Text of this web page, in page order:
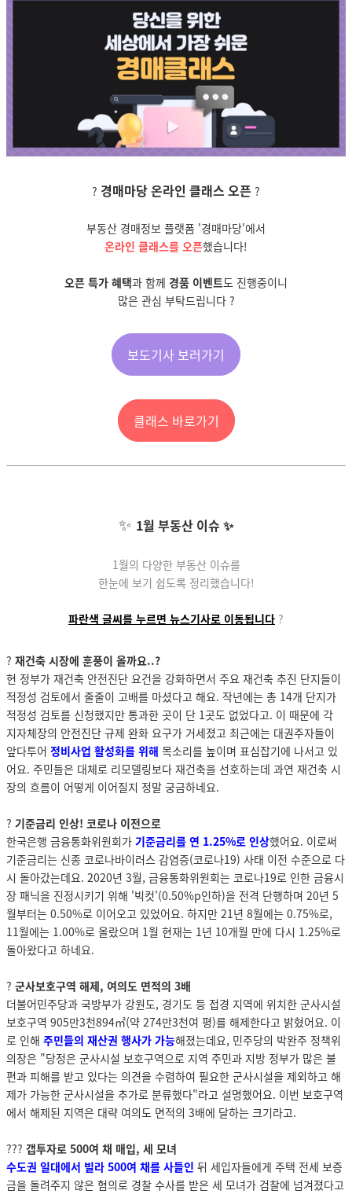
? 경매마당 온라인 클래스 오픈 ?
부동산 경매정보 플랫폼 '경매마당'에서
온라인 클래스를 오픈했습니다!
오픈 특가 혜택과 함께 경품 이벤트도 진행중이니
많은 관심 부탁드립니다 ?
보도기사 보러가기
클래스 바로가기
✨ 1월 부동산 이슈 ✨
1월의 다양한 부동산 이슈를
한눈에 보기 쉽도록 정리했습니다!
파란색 글씨를 누르면 뉴스기사로 이동됩니다 ?
? 재건축 시장에 훈풍이 올까요..?
현 정부가 재건축 안전진단 요건을 강화하면서 주요 재건축 추진 단지들이
적정성 검토에서 줄줄이 고배를 마셨다고 해요. 작년에는 총 14개 단지가
적정성 검토를 신청했지만 통과한 곳이 단 1곳도 없었다고. 이 때문에 각
지자체장의 안전진단 규제 완화 요구가 거세졌고 최근에는 대권주자들이
앞다투어 정비사업 활성화를 위해 목소리를 높이며 표심잡기에 나서고 있
어요. 주민들은 대체로 리모델링보다 재건축을 선호하는데 과연 재건축 시
장의 흐름이 어떻게 이어질지 정말 궁금하네요.
? 기준금리 인상! 코로나 이전으로
한국은행 금융통화위원회가 기준금리를 연 1.25%로 인상했어요. 이로써
기준금리는 신종 코로나바이러스 감염증(코로나19) 사태 이전 수준으로 다
시 돌아갔는데요. 2020년 3월, 금융통화위원회는 코로나19로 인한 금융시
장 패닉을 진정시키기 위해 '빅컷'(0.50%p인하)을 전격 단행하며 20년 5
월부터는 0.50%로 이어오고 있었어요. 하지만 21년 8월에는 0.75%로,
11월에는 1.00%로 올랐으며 1월 현재는 1년 10개월 만에 다시 1.25%로
돌아왔다고 하네요.
? 군사보호구역 해제, 여의도 면적의 3배
더불어민주당과 국방부가 강원도, 경기도 등 접경 지역에 위치한 군사시설
보호구역 905만3천894㎡(약 274만3천여 평)를 해제한다고 밝혔어요. 이
로 인해 주민들의 재산권 행사가 가능해졌는데요, 민주당의 박완주 정책위
의장은 "당정은 군사시설 보호구역으로 지역 주민과 지방 정부가 많은 불
편과 피해를 받고 있다는 의견을 수렴하여 필요한 군사시설을 제외하고 해
제가 가능한 군사시설을 추가로 분류했다"라고 설명했어요. 이번 보호구역
에서 해제된 지역은 대략 여의도 면적의 3배에 달하는 크기라고.
?‍?‍? 갭투자로 500여 채 매입, 세 모녀
수도권 일대에서 빌라 500여 채를 사들인 뒤 세입자들에게 주택 전세 보증
금을 돌려주지 않은 혐의로 경찰 수사를 받은 세 모녀가 검찰에 넘겨졌다고